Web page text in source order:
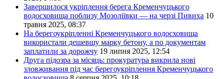
Завершилося укріплення берега Кременчуцького
водосховища поблизу Мозоліївки — на черзі Пивиха 10
травня 2025, 08:37
На берегоукріпленні Кременчуцького водосховища
використали дешевшу марку бетону, а по документам
заплатили за дорожчу 19 липня 2025, 12:54
Друга підозра за місяць: прокуратура викрила нові
зловживання під час берегоукріплення Кременчуцького